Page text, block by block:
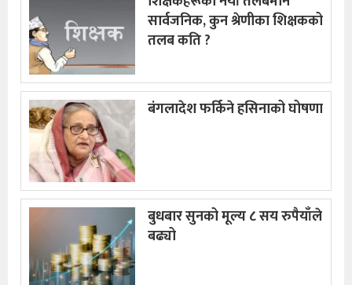
सार्वजनिक, कुन श्रेणीका शिक्षकको
तलब कति ?
बंगलादेश फर्किने हसिनाको घोषणा
बुधबार सुनको मूल्य ८ सय रुपैयाँले
बढ्यो